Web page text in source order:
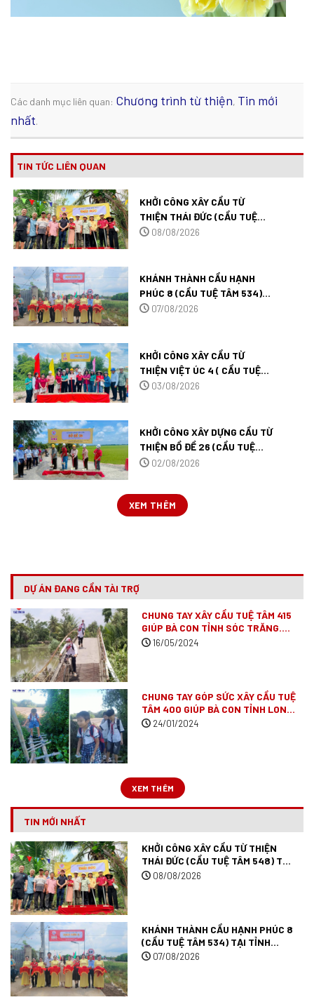
Các danh mục liên quan: Chương trình từ thiện, Tin mới
nhất.
TIN TỨC LIÊN QUAN
KHỞI CÔNG XÂY CẦU TỪ
THIỆN THÁI ĐỨC (CẦU TUỆ
TÂM 548) TẠI ĐỒNG THÁP.
08/08/2026
KHÁNH THÀNH CẦU HẠNH
PHÚC 8 (CẦU TUỆ TÂM 534)
TẠI TỈNH ĐỒNG THÁP.
07/08/2026
KHỞI CÔNG XÂY CẦU TỪ
THIỆN VIỆT ÚC 4 ( CẦU TUỆ
TÂM 546 ) TẠI TÂY NINH.
03/08/2026
KHỞI CÔNG XÂY DỰNG CẦU TỪ
THIỆN BỒ ĐỀ 26 (CẦU TUỆ
TÂM 545) TẠI TỈNH TÂY NINH.
02/08/2026
XEM THÊM
DỰ ÁN ĐANG CẦN TÀI TRỢ
CHUNG TAY XÂY CẦU TUỆ TÂM 415
GIÚP BÀ CON TỈNH SÓC TRĂNG.
(ĐÃ VẬN ĐỘNG XONG)
16/05/2024
CHUNG TAY GÓP SỨC XÂY CẦU TUỆ
TÂM 400 GIÚP BÀ CON TỈNH LONG
AN(ĐÃ VẬN ĐỘNG XONG)
24/01/2024
XEM THÊM
TIN MỚI NHẤT
KHỞI CÔNG XÂY CẦU TỪ THIỆN
THÁI ĐỨC (CẦU TUỆ TÂM 548) TẠI
ĐỒNG THÁP.
08/08/2026
KHÁNH THÀNH CẦU HẠNH PHÚC 8
(CẦU TUỆ TÂM 534) TẠI TỈNH
ĐỒNG THÁP.
07/08/2026